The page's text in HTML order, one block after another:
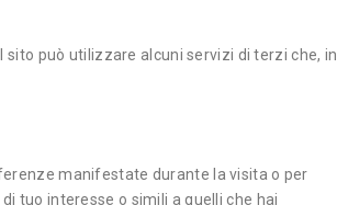
può utilizzare alcuni servizi di terzi che, in
manifestate durante la visita o per
tuo interesse o simili a quelli che hai